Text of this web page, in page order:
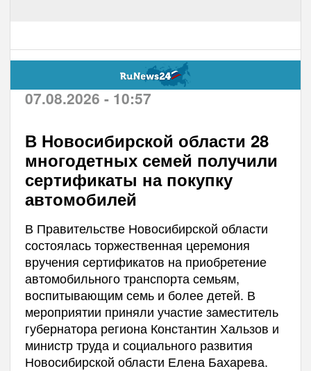
07.08.2026 - 10:57
В Новосибирской области 28
многодетных семей получили
сертификаты на покупку
автомобилей
В Правительстве Новосибирской области
состоялась торжественная церемония
вручения сертификатов на приобретение
автомобильного транспорта семьям,
воспитывающим семь и более детей. В
мероприятии приняли участие заместитель
губернатора региона Константин Хальзов и
министр труда и социального развития
Новосибирской области Елена Бахарева.